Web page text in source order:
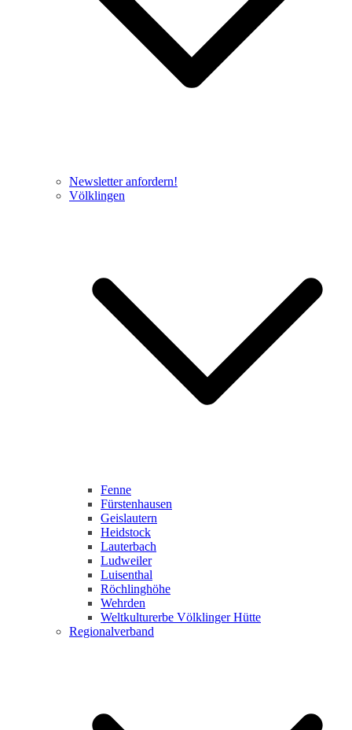
Newsletter anfordern!
Völklingen
Fenne
Fürstenhausen
Geislautern
Heidstock
Lauterbach
Ludweiler
Luisenthal
Röchlinghöhe
Wehrden
Weltkulturerbe Völklinger Hütte
Regionalverband